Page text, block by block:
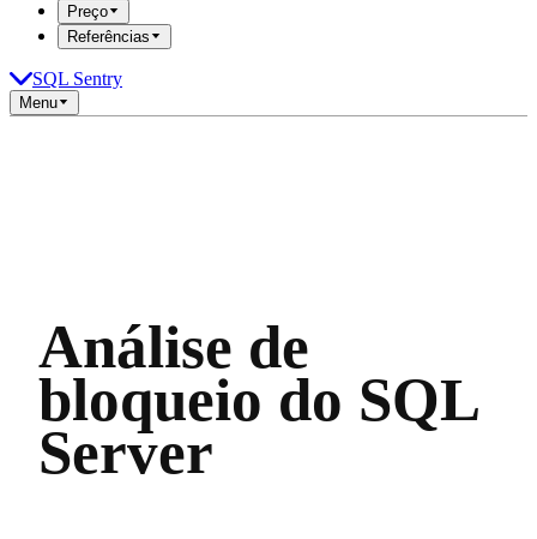
Preço
Referências
SQL Sentry
Menu
Análise de
bloqueio do SQL
Server